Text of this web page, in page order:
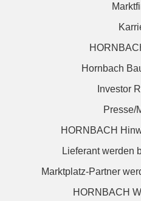
Hornbach
Investor
Presse/
HORNBACH
Lieferant werden
Marktplatz-Partner
HORNBACH